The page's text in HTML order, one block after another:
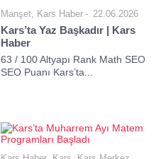
Manşet, Kars Haber 22.06.2026
Kars’ta Yaz Başkadır | Kars
Haber
63 / 100 Altyapı Rank Math SEO
SEO Puanı Kars’ta...